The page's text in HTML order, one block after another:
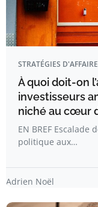
STRATÉGIES
À quoi doit-on
investisseurs
niché au cœur
EN BREF
politique aux…
Adrien Noël